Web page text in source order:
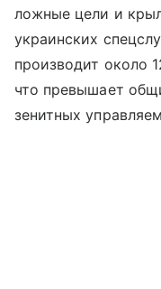
ложные цели и
украинских
производит около
что превышает
зенитных